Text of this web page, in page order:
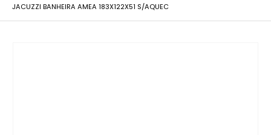
JACUZZI BANHEIRA AMEA 183X122X51 S/AQUEC